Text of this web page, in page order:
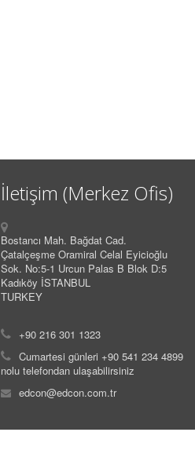
İletişim (Merkez Ofis)
Bostancı Mah. Bağdat Cad.
Çatalçeşme Oramiral Celal Eyicioğlu
Sok. No:5-1 Urcun Palas B Blok D:5
Kadıköy İSTANBUL
TURKEY
+90 216 301 1323
Cumartesi günleri +90 541 234 4899
nolu telefondan ulaşabilirsiniz
edcon@edcon.com.tr